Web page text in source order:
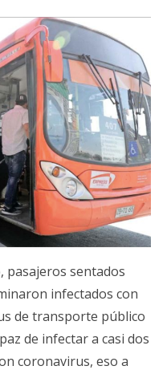
pasajeros sentados
infectados con
de transporte público
de infectar a casi dos
coronavirus, eso a